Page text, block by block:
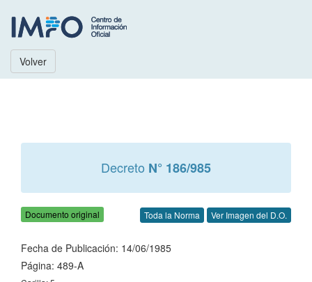
Volver
Decreto N° 186/985
Documento original Toda la Norma Ver Imagen del D.O.
Fecha de Publicación: 14/06/1985
Página: 489-A